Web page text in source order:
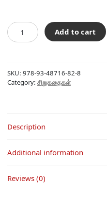
சுஜாதா
தேர்ந்தெடுத்த
தொகுதி)
quantity
Add to cart
SKU: 978-93-48716-82-8
Category: சிறுகதைகள்
Description
Additional information
Reviews (0)